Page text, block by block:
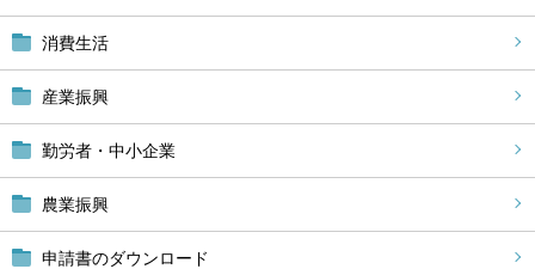
消費生活
産業振興
勤労者・中小企業
農業振興
申請書のダウンロード